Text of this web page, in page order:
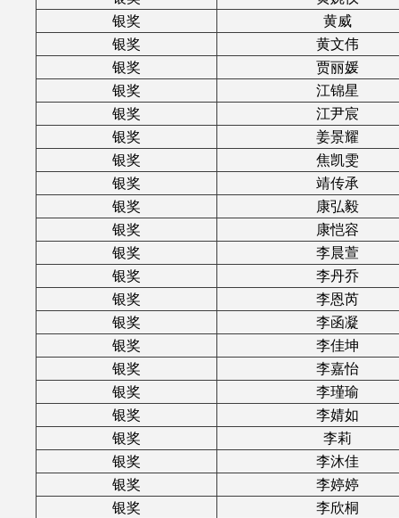
银奖
黄威
银奖
黄文伟
银奖
贾丽媛
银奖
江锦星
银奖
江尹宸
银奖
姜景耀
银奖
焦凯雯
银奖
靖传承
银奖
康弘毅
银奖
康恺容
银奖
李晨萱
银奖
李丹乔
银奖
李恩芮
银奖
李函凝
银奖
李佳坤
银奖
李嘉怡
银奖
李瑾瑜
银奖
李婧如
银奖
李莉
银奖
李沐佳
银奖
李婷婷
银奖
李欣桐